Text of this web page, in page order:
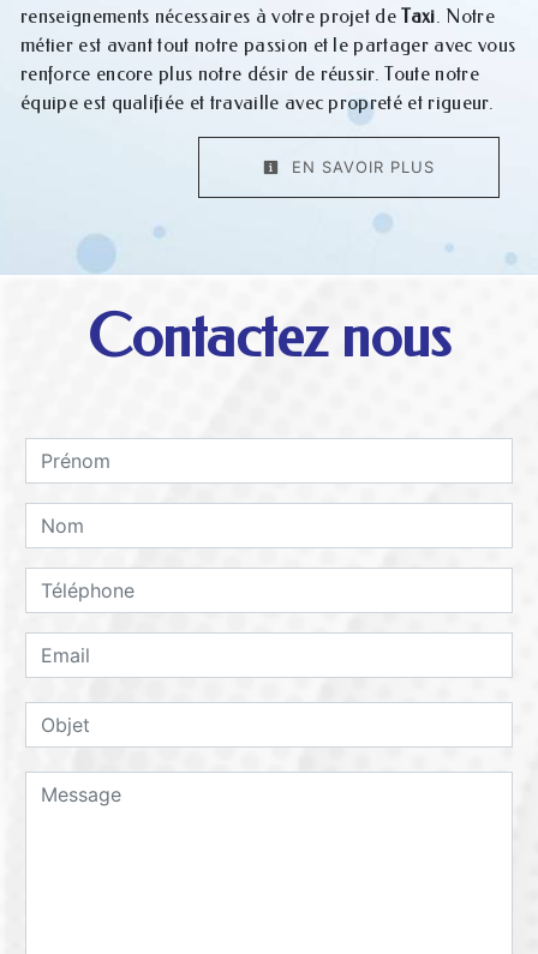
renseignements nécessaires à votre projet deTaxi . Notre
métier est avant tout notre passion et le partager avec vous
renforce encore plus notre désir de réussir. Toute notre
équipe est qualifiée et travaille avec propreté et rigueur.
EN SAVOIR PLUS
Contactez nous